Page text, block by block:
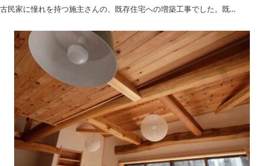
古民家に憧れを持つ施主さんの、既存住宅への増築工事でした。既…